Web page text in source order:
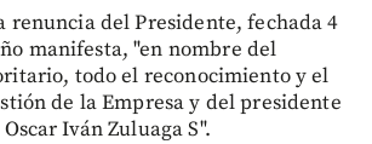
renuncia del Presidente, fechada 4
manifesta, "en nombre del
todo el reconocimiento y el
de la Empresa y del presidente
Iván Zuluaga S".